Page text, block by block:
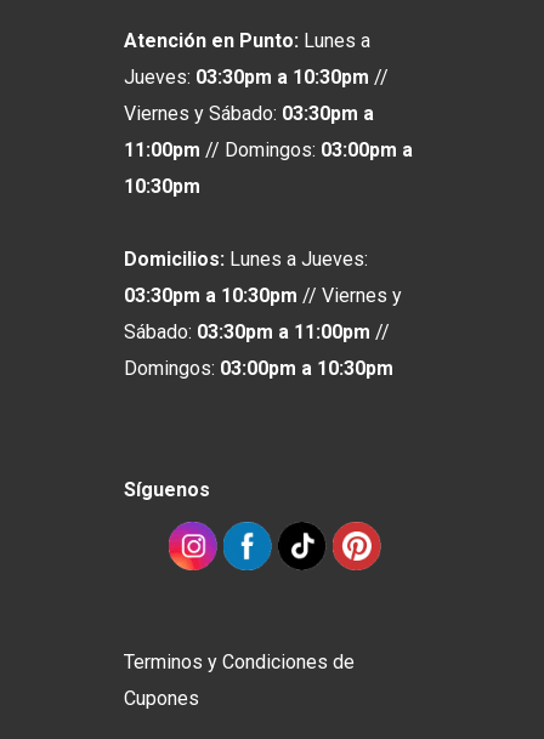
Atención en Punto: Lunes a
Jueves: 03:30pm a 10:30pm //
Viernes y Sábado: 03:30pm a
11:00pm // Domingos: 03:00pm a
10:30pm
Domicilios: Lunes a Jueves:
03:30pm a 10:30pm // Viernes y
Sábado: 03:30pm a 11:00pm //
Domingos: 03:00pm a 10:30pm
Síguenos
Terminos y Condiciones de
Cupones